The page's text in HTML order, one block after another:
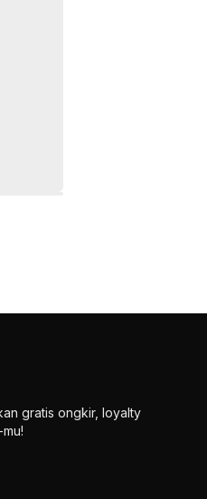
gratis ongkir, loyalty